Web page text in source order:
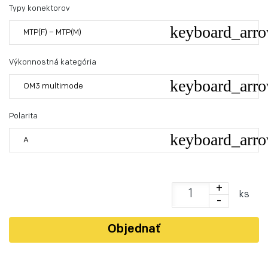
Typy konektorov
MTP(F) – MTP(M)
Výkonnostná kategória
OM3 multimode
Polarita
A
+
-
ks
Objednať